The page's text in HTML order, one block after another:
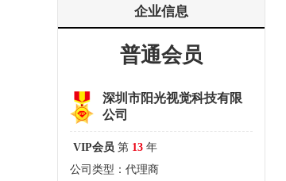
企业信息
普通会员
深圳市阳光视觉科技有限
公司
VIP会员 第 13 年
公司类型：代理商